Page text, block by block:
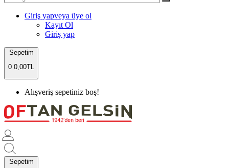
Giriş yapveya üye ol
Kayıt Ol
Giriş yap
Sepetim
0 0,00TL
Alışveriş sepetiniz boş!
Sepetim